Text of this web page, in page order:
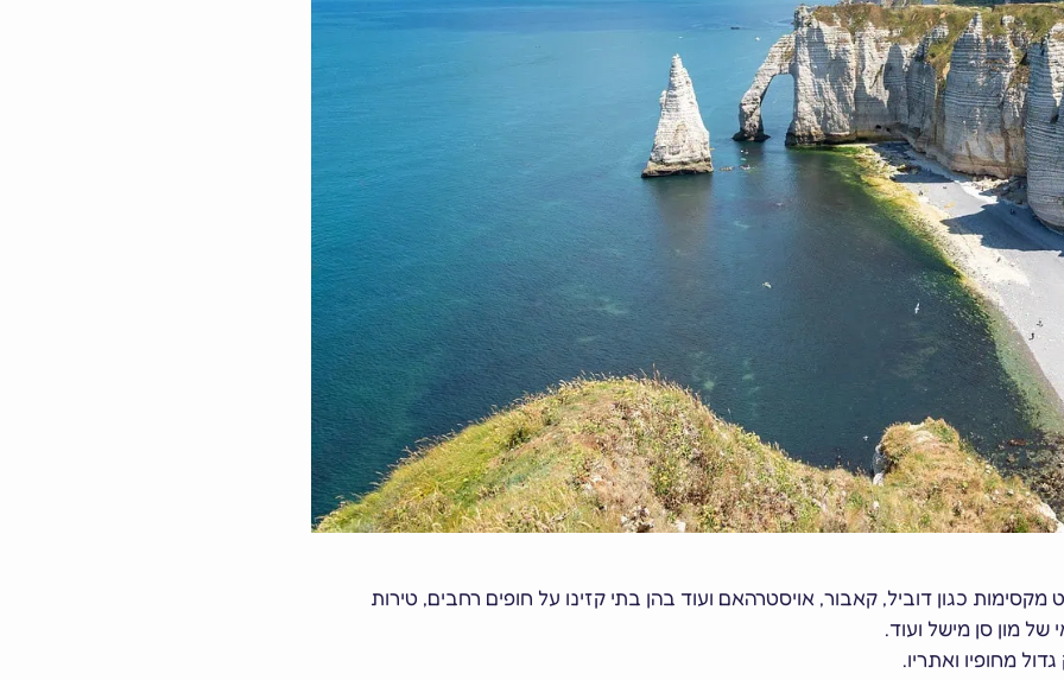
מקסימות כגון דוביל, קאבור, אויסטרהאם ועוד בהן בתי קזינו על חופים רחבים, טירות
של מון סן מישל ועוד.
מחופיו ואתריו.